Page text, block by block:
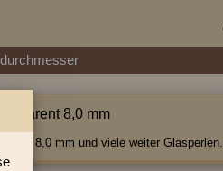
8,0 mm
8,0 mm und viele weiter Glasperlen.